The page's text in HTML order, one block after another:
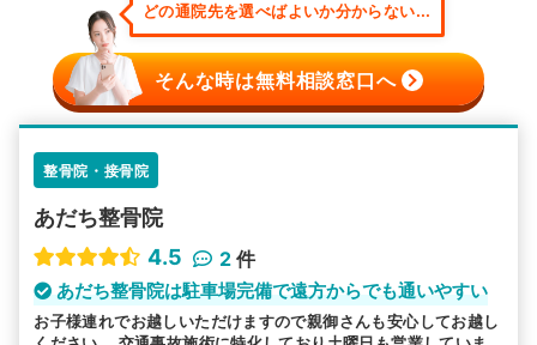
どの通院先を選べばよいか分からない...
そんな時は無料相談窓口へ
整骨院・接骨院
あだち整骨院
4.5
2 件
あだち整骨院は駐車場完備で遠方からでも通いやすい
お子様連れでお越しいただけますので親御さんも安心してお越し